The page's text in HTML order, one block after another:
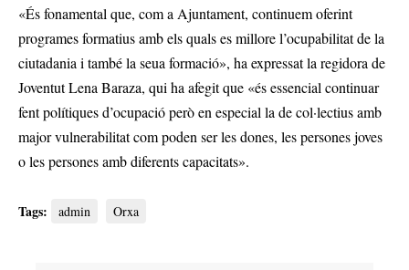
«És fonamental que, com a Ajuntament, continuem oferint
programes formatius amb els quals es millore l’ocupabilitat de la
ciutadania i també la seua formació», ha expressat la regidora de
Joventut Lena Baraza, qui ha afegit que «és essencial continuar
fent polítiques d’ocupació però en especial la de col·lectius amb
major vulnerabilitat com poden ser les dones, les persones joves
o les persones amb diferents capacitats».
Tags: admin Orxa